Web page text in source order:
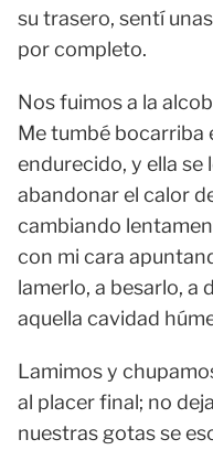
su trasero, sentí
por completo.
Nos fuimos a la
Me tumbé bocarriba
endurecido, y ella se
abandonar el calor
cambiando
con mi cara
lamerlo, a besarlo, a
aquella cavidad
Lamimos y
al placer final; no
nuestras gotas se